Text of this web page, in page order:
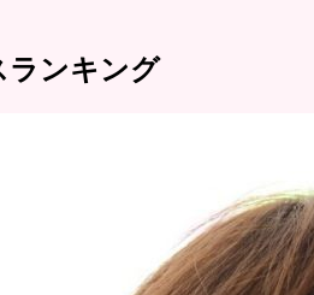
ランキング